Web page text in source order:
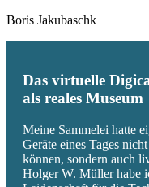
Boris Jakubaschk
Das virtuelle
als reales Museum
Meine Sammelei hatte
Geräte eines Tages
können, sondern auch
Holger W. Müller habe